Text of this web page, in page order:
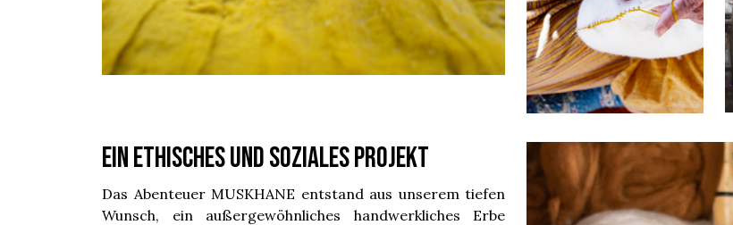
Ein ethisches und soziales Projekt
Das Abenteuer MUSKHANE entstand aus unserem tiefen
Wunsch, ein außergewöhnliches handwerkliches Erbe